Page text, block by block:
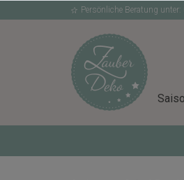
Persönliche Beratung